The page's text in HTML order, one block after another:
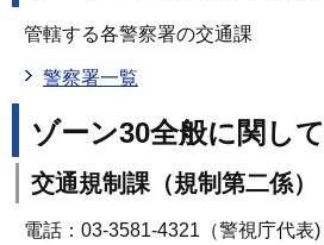
管轄する各警察署の交通課
警察署一覧
ゾーン30全般に関して
交通規制課（規制第二係）
電話：03-3581-4321（警視庁代表)